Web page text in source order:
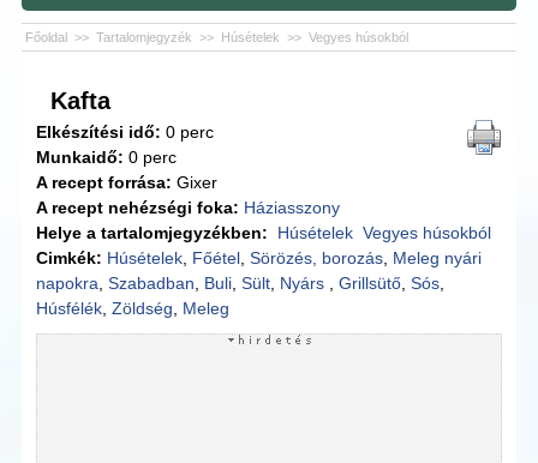
Főoldal >> Tartalomjegyzék >> Húsételek >> Vegyes húsokból
Kafta
Elkészítési idő: 0 perc
Munkaidő: 0 perc
A recept forrása: Gixer
A recept nehézségi foka: Háziasszony
Helye a tartalomjegyzékben:
Húsételek Vegyes húsokból
Cimkék: Húsételek Főétel ,Sörözés, borozás Meleg nyári
napokra ,Szabadban Buli ,Sült Nyárs ,Grillsütő ,Sós
Húsfélék ,Zöldség Meleg